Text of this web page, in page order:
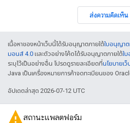
ส่งความคิดเห็น
เนื้อหาของหน้าเว็บนี้ได้รับอนุญาตภายใต้ใบอนุญา
มอนส์ 4.0 และตัวอย่างโค้ดได้รับอนุญาตภายใต้ใ
ระบุไว้เป็นอย่างอื่น โปรดดูรายละเอียดที่นโยบายเ
Java เป็นเครื่องหมายการค้าจดทะเบียนของ
อัปเดตล่าสุด 2026-07-12 UTC
สถานะแพลตฟอร์ม